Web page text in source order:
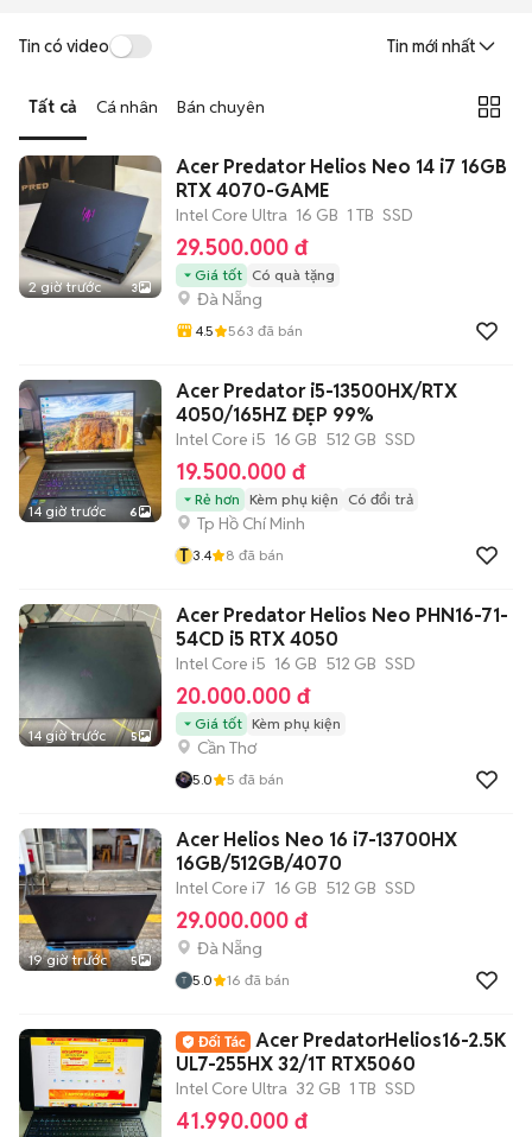
Tin có video Tin mới nhất
Tất cả Cá nhân Bán chuyên
2 giờ trước 3
Acer Predator Helios Neo 14 i7 16GB
RTX 4070-GAME
Intel Core Ultra 16 GB 1 TB SSD
29.500.000 đ
Giá tốt Có quà tặng
Đà Nẵng
4.5 563 đã bán
14 giờ trước 6
Acer Predator i5-13500HX/RTX
4050/165HZ ĐẸP 99%
Intel Core i5 16 GB 512 GB SSD
19.500.000 đ
Rẻ hơn Kèm phụ kiện Có đổi trả
Tp Hồ Chí Minh
T 3.4 8 đã bán
14 giờ trước 5
Acer Predator Helios Neo PHN16-71-
54CD i5 RTX 4050
Intel Core i5 16 GB 512 GB SSD
20.000.000 đ
Giá tốt Kèm phụ kiện
Cần Thơ
5.0 5 đã bán
19 giờ trước 5
Acer Helios Neo 16 i7-13700HX
16GB/512GB/4070
Intel Core i7 16 GB 512 GB SSD
29.000.000 đ
Đà Nẵng
5.0 16 đã bán
Acer PredatorHelios16-2.5K
UL7-255HX 32/1T RTX5060
Intel Core Ultra 32 GB 1 TB SSD
41.990.000 đ